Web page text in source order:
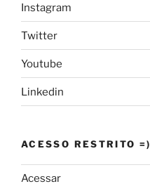
Instagram
Twitter
Youtube
Linkedin
ACESSO RESTRITO =)
Acessar